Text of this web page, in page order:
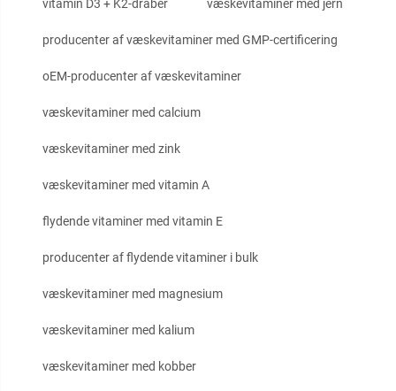
vitamin D3 + K2-dråber væskevitaminer med jern
producenter af væskevitaminer med GMP-certificering
oEM-producenter af væskevitaminer
væskevitaminer med calcium
væskevitaminer med zink
væskevitaminer med vitamin A
flydende vitaminer med vitamin E
producenter af flydende vitaminer i bulk
væskevitaminer med magnesium
væskevitaminer med kalium
væskevitaminer med kobber